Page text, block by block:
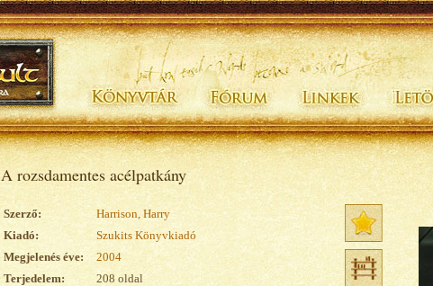
A rozsdamentes acélpatkány
Szerző:
Harrison, Harry
Kiadó:
Szukits Könyvkiadó
Megjelenés éve:
2004
Terjedelem:
208 oldal